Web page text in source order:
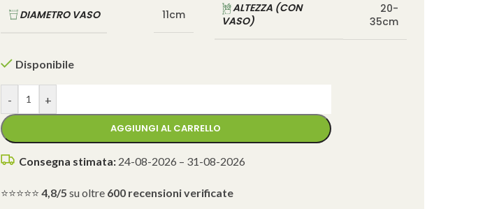
DIAMETRO VASO 11cm
ALTEZZA (CON
VASO)
20-
35cm
Disponibile
- +
AGGIUNGI AL CARRELLO
Consegna stimata: 24-08-2026 – 31-08-2026
⭐⭐⭐⭐⭐ 4,8/5 su oltre 600 recensioni verificate